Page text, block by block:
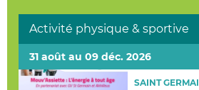
Activité physique & sportive
31 août au 09 déc. 2026
SAINT